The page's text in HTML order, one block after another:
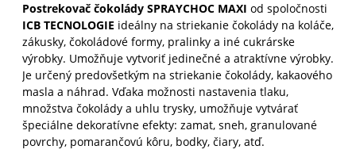
Postrekovač čokolády SPRAYCHOC MAXI od spoločnosti
ICB TECNOLOGIE ideálny na striekanie čokolády na koláče,
zákusky, čokoládové formy, pralinky a iné cukrárske
výrobky. Umožňuje vytvoriť jedinečné a atraktívne výrobky.
Je určený predovšetkým na striekanie čokolády, kakaového
masla a náhrad. Vďaka možnosti nastavenia tlaku,
množstva čokolády a uhlu trysky, umožňuje vytvárať
špeciálne dekoratívne efekty: zamat, sneh, granulované
povrchy, pomarančovú kôru, bodky, čiary, atď.